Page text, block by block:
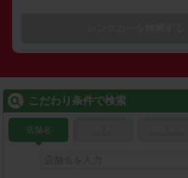
こだわり条件で検索
店舗名